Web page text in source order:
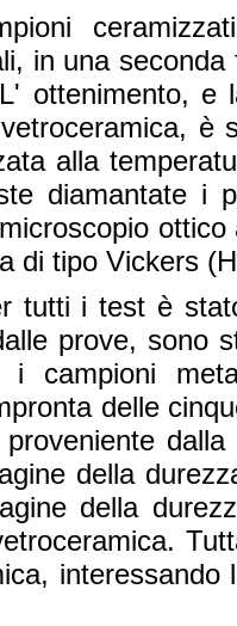
in una
ottenimento,
è
alla
diamantate i
di tipo Vickers
tutti i test è
prove, sono
i campioni
delle
della
della